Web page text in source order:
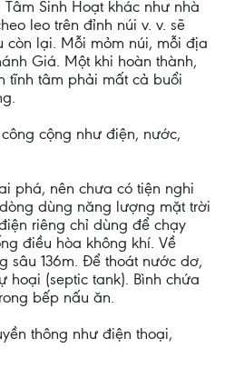
Sinh Hoạt khác như nhà
leo trên đỉnh núi v. v. sẽ
còn lại. Mỗi mỏm núi, mỗi địa
Giá. Một khi hoàn thành,
tĩnh tâm phải mất cả buổi
cộng như điện, nước,
phá, nên chưa có tiện nghi
dùng năng lượng mặt trời
riêng chỉ dùng để chạy
điều hòa không khí. Về
sâu 136m. Để thoát nước dơ,
hoại (septic tank). Bình chứa
bếp nấu ăn.
thông như điện thoại,